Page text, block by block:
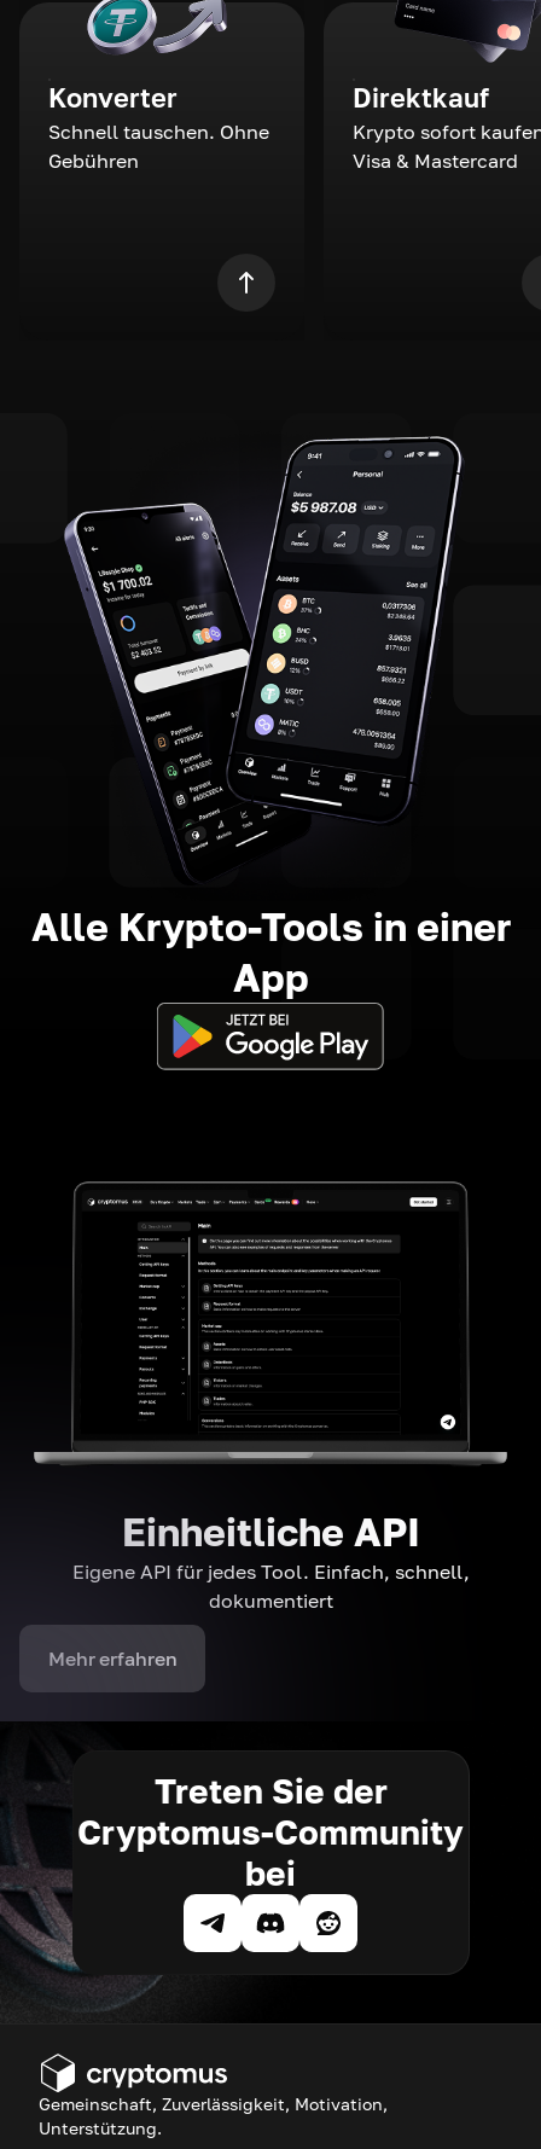
Konverter
Schnell tauschen. Ohne
Gebühren
Direktkauf
Krypto sofort
Visa & Mastercard
Alle Krypto-Tools in einer
App
Einheitliche API
Eigene API für jedes Tool. Einfach, schnell,
dokumentiert
Mehr erfahren
Treten Sie der
Cryptomus-Community
bei
Gemeinschaft, Zuverlässigkeit, Motivation,
Unterstützung.